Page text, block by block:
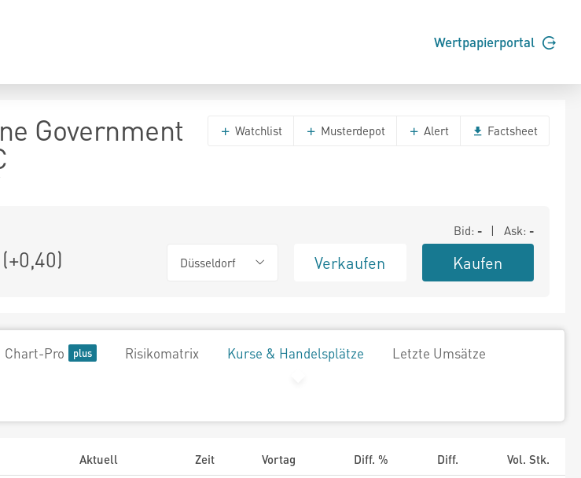
Wertpapierportal
Government Watchlist Musterdepot Alert Factsheet
Bid: - | Ask: -
(+0,40) Düsseldorf Verkaufen Kaufen
Chart-Pro Risikomatrix Kurse & Handelsplätze Letzte Umsätze
Aktuell Zeit Vortag Diff. % Diff.
Vol. Stk.